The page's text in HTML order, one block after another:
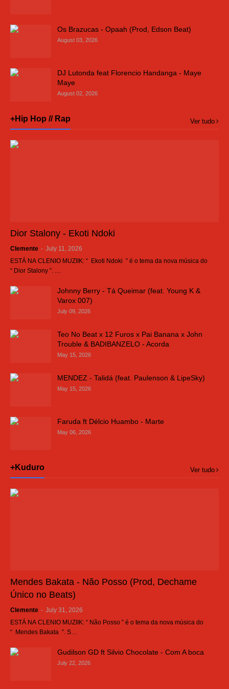
Os Brazucas - Opaah (Prod, Edson Beat)
August 03, 2026
DJ Lutonda feat Florencio Handanga - Maye
Maye
August 02, 2026
+Hip Hop // Rap Ver tudo
Dior Stalony - Ekoti Ndoki
Clemente - July 11, 2026
ESTÁ NA CLENIO MUZIIK: “ Ekoti Ndoki ” é o tema da nova música do
“ Dior Stalony ”. …
Johnny Berry - Tá Queimar (feat. Young K &
Varox 007)
July 09, 2026
Teo No Beat x 12 Furos x Pai Banana x John
Trouble & BADIBANZELO - Acorda
May 15, 2026
MENDEZ - Talidá (feat. Paulenson & LipeSky)
May 15, 2026
Faruda ft Délcio Huambo - Marte
May 06, 2026
+Kuduro Ver tudo
Mendes Bakata - Não Posso (Prod, Dechame
Único no Beats)
Clemente - July 31, 2026
ESTÁ NA CLENIO MUZIIK: “ Não Posso ” é o tema da nova música do
“ Mendes Bakata ”. S…
Gudilson GD ft Silvio Chocolate - Com A boca
July 22, 2026